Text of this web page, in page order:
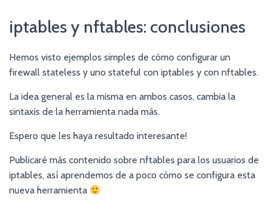
iptables y nftables: conclusiones
Hemos visto ejemplos simples de cómo configurar un
firewall stateless y uno stateful con iptables y con nftables.
La idea general es la misma en ambos casos, cambia la
sintaxis de la herramienta nada más.
Espero que les haya resultado interesante!
Publicaré más contenido sobre nftables para los usuarios de
iptables, así aprendemos de a poco cómo se configura esta
nueva herramienta